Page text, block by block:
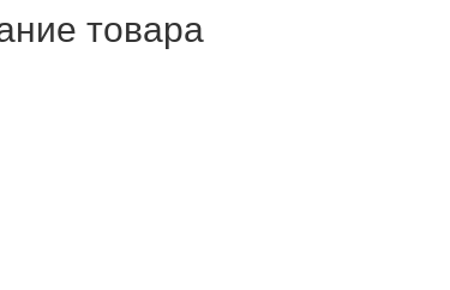
товара